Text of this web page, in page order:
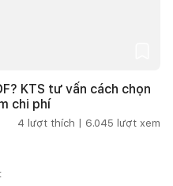
KTS tư vấn cách chọn
chi phí
4 lượt thích | 6.045 lượt xem